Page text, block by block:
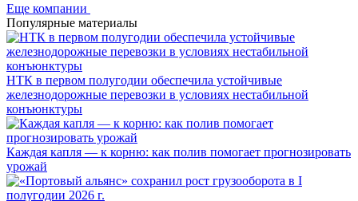
Еще компании
Популярные материалы
НТК в первом полугодии обеспечила устойчивые
железнодорожные перевозки в условиях нестабильной
конъюнктуры
Каждая капля — к корню: как полив помогает прогнозировать
урожай